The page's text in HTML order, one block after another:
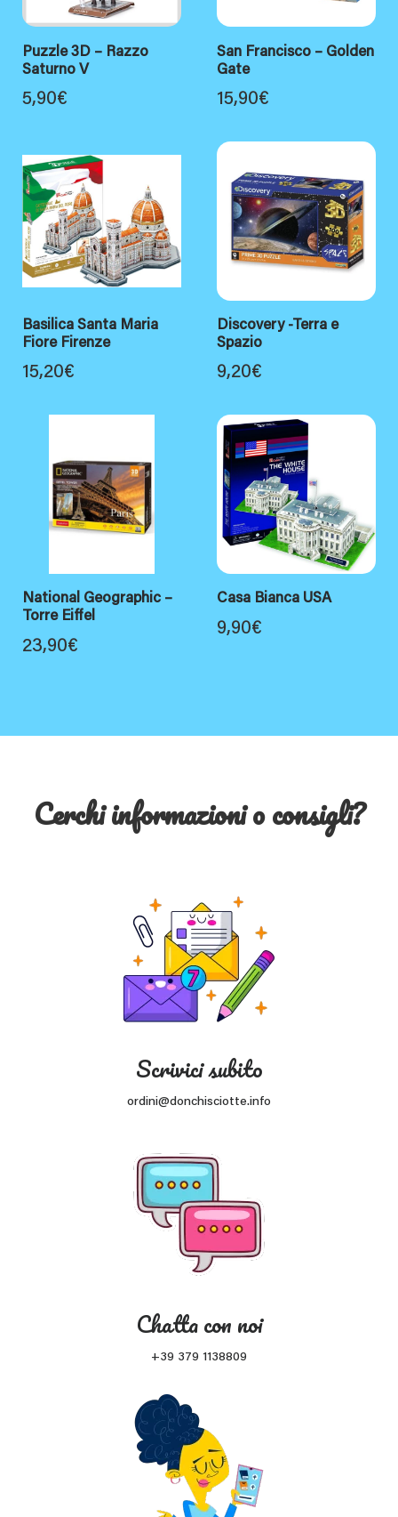
Puzzle 3D – Razzo
Saturno V
5,90€
San Francisco – Golden
Gate
15,90€
Basilica Santa Maria
Fiore Firenze
15,20€
Discovery -Terra e
Spazio
9,20€
National Geographic –
Torre Eiffel
23,90€
Casa Bianca USA
9,90€
Cerchi informazioni o consigli?
Scrivici subito
ordini@donchisciotte.info
Chatta con noi
+39 379 1138809